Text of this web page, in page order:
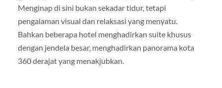
Menginap di sini bukan sekadar tidur, tetapi
pengalaman visual dan relaksasi yang menyatu.
Bahkan beberapa hotel menghadirkan suite khusus
dengan jendela besar, menghadirkan panorama kota
360 derajat yang menakjubkan.